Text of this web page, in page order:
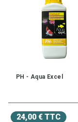
PH - Aqua Excel
24,00 € TTC